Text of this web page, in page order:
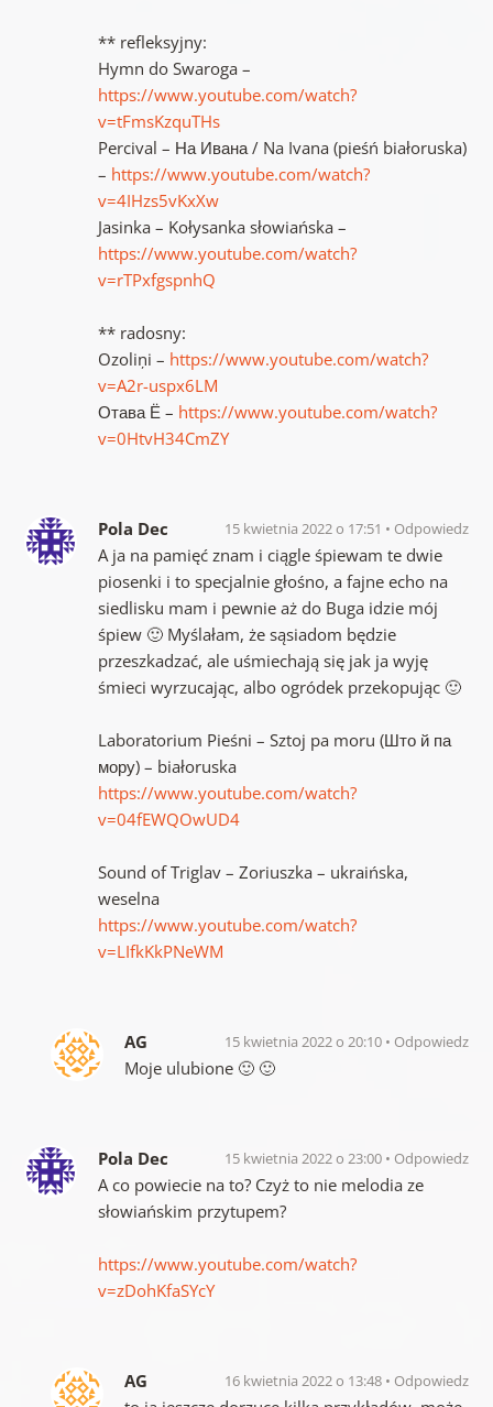
** refleksyjny:
Hymn do Swaroga –
https://www.youtube.com/watch?
v=tFmsKzquTHs
Percival – На Ивана / Na Ivana (pieśń białoruska)
– https://www.youtube.com/watch?
v=4IHzs5vKxXw
Jasinka – Kołysanka słowiańska –
https://www.youtube.com/watch?
v=rTPxfgspnhQ
** radosny:
Ozoliņi – https://www.youtube.com/watch?
v=A2r-uspx6LM
Отава Ё – https://www.youtube.com/watch?
v=0HtvH34CmZY
Pola Dec 15 kwietnia 2022 o 17:51 Odpowiedz
A ja na pamięć znam i ciągle śpiewam te dwie
piosenki i to specjalnie głośno, a fajne echo na
siedlisku mam i pewnie aż do Buga idzie mój
śpiew 🙂 Myślałam, że sąsiadom będzie
przeszkadzać, ale uśmiechają się jak ja wyję
śmieci wyrzucając, albo ogródek przekopując 🙂
Laboratorium Pieśni – Sztoj pa moru (Што й па
мору) – białoruska
https://www.youtube.com/watch?
v=04fEWQOwUD4
Sound of Triglav – Zoriuszka – ukraińska,
weselna
https://www.youtube.com/watch?
v=LIfkKkPNeWM
AG 15 kwietnia 2022 o 20:10 Odpowiedz
Moje ulubione 🙂 🙂
Pola Dec 15 kwietnia 2022 o 23:00 Odpowiedz
A co powiecie na to? Czyż to nie melodia ze
słowiańskim przytupem?
https://www.youtube.com/watch?
v=zDohKfaSYcY
AG 16 kwietnia 2022 o 13:48 Odpowiedz